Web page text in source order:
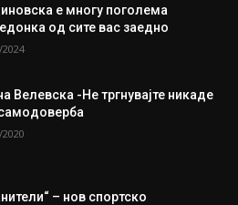
е многу поголема
од сите вас заедно
Велевска -Не тргнувајте никаде
– нов спортско